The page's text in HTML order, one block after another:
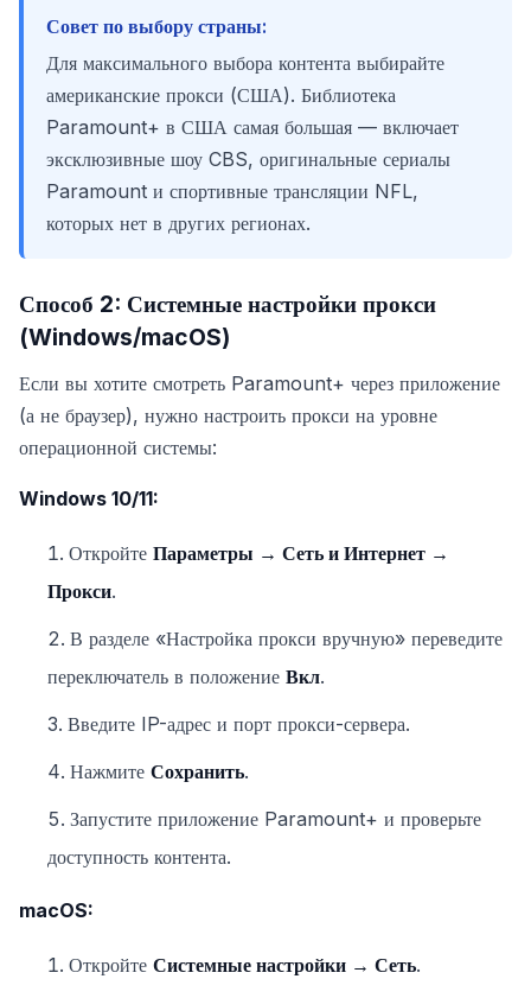
Совет по выбору страны:
Для максимального выбора контента выбирайте
американские прокси (США). Библиотека
Paramount+ в США самая большая — включает
эксклюзивные шоу CBS, оригинальные сериалы
Paramount и спортивные трансляции NFL,
которых нет в других регионах.
Способ 2: Системные настройки прокси
(Windows/macOS)
Если вы хотите смотреть Paramount+ через приложение
(а не браузер), нужно настроить прокси на уровне
операционной системы:
Windows 10/11:
Откройте Параметры → Сеть и Интернет →
Прокси.
В разделе «Настройка прокси вручную» переведите
переключатель в положение Вкл.
Введите IP-адрес и порт прокси-сервера.
Нажмите Сохранить.
Запустите приложение Paramount+ и проверьте
доступность контента.
macOS:
Откройте Системные настройки → Сеть.